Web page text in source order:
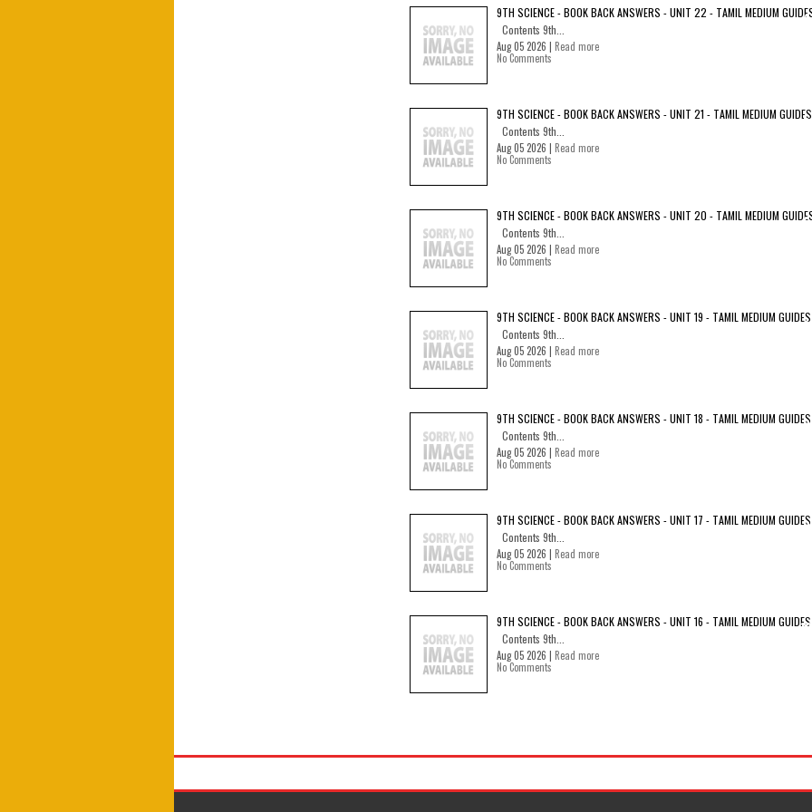
9TH SCIENCE - BOOK BACK ANSWERS - UNIT 22 - TAMIL MEDIUM
Contents 9th...
Aug 05 2026 | Read more
No Comments
9TH SCIENCE - BOOK BACK ANSWERS - UNIT 21 - TAMIL MEDIUM GUIDES
Contents 9th...
Aug 05 2026 | Read more
No Comments
9TH SCIENCE - BOOK BACK ANSWERS - UNIT 20 - TAMIL MEDIUM
Contents 9th...
Aug 05 2026 | Read more
No Comments
9TH SCIENCE - BOOK BACK ANSWERS - UNIT 19 - TAMIL MEDIUM GUIDES
Contents 9th...
Aug 05 2026 | Read more
No Comments
9TH SCIENCE - BOOK BACK ANSWERS - UNIT 18 - TAMIL MEDIUM GUIDES
Contents 9th...
Aug 05 2026 | Read more
No Comments
9TH SCIENCE - BOOK BACK ANSWERS - UNIT 17 - TAMIL MEDIUM GUIDES
Contents 9th...
Aug 05 2026 | Read more
No Comments
9TH SCIENCE - BOOK BACK ANSWERS - UNIT 16 - TAMIL MEDIUM GUIDES
Contents 9th...
Aug 05 2026 | Read more
No Comments